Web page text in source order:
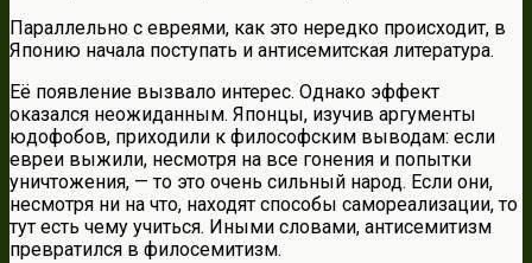
Параллельно с евреями, как это нередко происходит, в
Японию начала поступать и антисемитская литература.
Её появление вызвало интерес. Однако эффект
оказался неожиданным. Японцы, изучив аргументы
юдофобов, приходили к философским выводам: если
евреи выжили, несмотря на все гонения и попытки
уничтожения, — то это очень сильный народ. Если они,
несмотря ни на что, находят способы самореализации, то
тут есть чему учиться. Иными словами, антисемитизм
превратился в филосемитизм.